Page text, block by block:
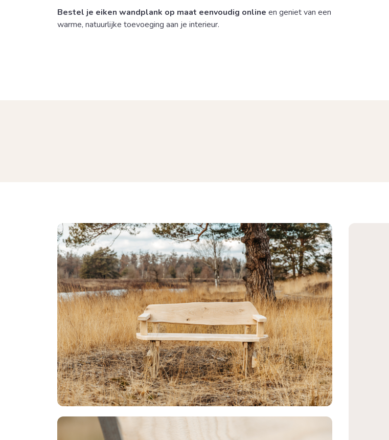
Bestel je eiken wandplank op maat eenvoudig online en geniet van een
warme, natuurlijke toevoeging aan je interieur.